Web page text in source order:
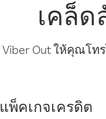
เคล็
Viber Out ให้คุณโท
แพ็คเกจเครดิต